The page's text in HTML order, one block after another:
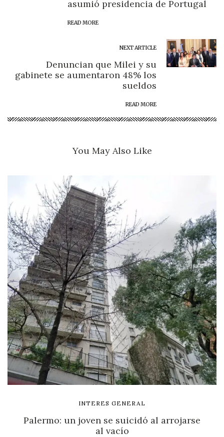
asumió presidencia de Portugal
READ MORE
NEXT ARTICLE
Denuncian que Milei y su
gabinete se aumentaron 48% los
sueldos
READ MORE
You May Also Like
INTERES GENERAL
Palermo: un joven se suicidó al arrojarse
al vacío